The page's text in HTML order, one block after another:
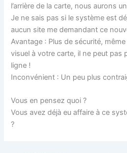
l’arrière de la carte, nous aurons
Je ne sais pas si le système est
aucun site me demandant ce
Avantage : Plus de sécurité,
visuel à votre carte, il ne peut pas
ligne !
Inconvénient : Un peu plus
Vous en pensez quoi ?
Vous avez déjà eu affaire à ce
?